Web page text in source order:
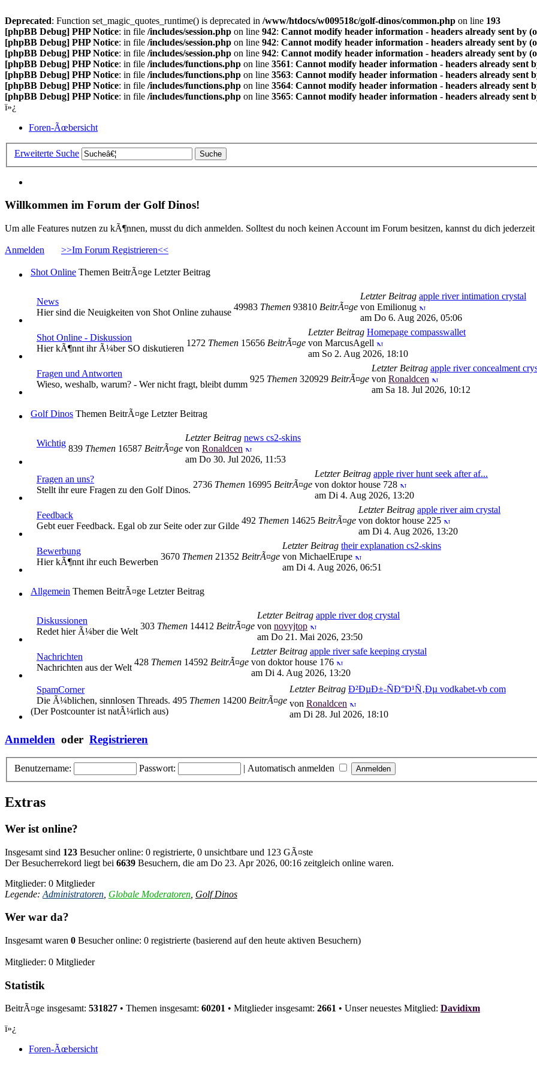
Deprecated: Function set_magic_quotes_runtime() is deprecated in /www/htdocs/w009518c/golf-dinos/common.php on line 193
[phpBB Debug] PHP Notice: in file /includes/session.php on line 942: Cannot modify header information - headers already sent by
[phpBB Debug] PHP Notice: in file /includes/session.php on line 942: Cannot modify header information - headers already sent by
[phpBB Debug] PHP Notice: in file /includes/session.php on line 942: Cannot modify header information - headers already sent by
[phpBB Debug] PHP Notice: in file /includes/functions.php on line 3561: Cannot modify header information - headers already sent
[phpBB Debug] PHP Notice: in file /includes/functions.php on line 3563: Cannot modify header information - headers already sent
[phpBB Debug] PHP Notice: in file /includes/functions.php on line 3564: Cannot modify header information - headers already sent
[phpBB Debug] PHP Notice: in file /includes/functions.php on line 3565: Cannot modify header information - headers already sent
ï»¿
Foren-Ãœbersicht
Erweiterte Suche
Willkommen im Forum der Golf Dinos!
Um alle Features nutzen zu kÃ¶nnen, musst du dich anmelden. Solltest du noch keinen Account im Forum besitzen, kannst du dich
Anmelden >>Im Forum Registrieren<<
Shot Online Themen BeitrÃ¤ge Letzter Beitrag
News
Hier sind die Neuigkeiten von Shot Online zuhause
49983 Themen 93810 BeitrÃ¤ge
Letzter Beitrag apple river intimation crystal
von Emilionug
am Do 6. Aug 2026, 05:06
Shot Online - Diskussion
Hier kÃ¶nnt ihr Ã¼ber SO diskutieren
1272 Themen 15656 BeitrÃ¤ge
Letzter Beitrag Homepage compasswallet
von MarcusAgell
am So 2. Aug 2026, 18:10
Fragen und Antworten
Wieso, weshalb, warum? - Wer nicht fragt, bleibt dumm
925 Themen 320929 BeitrÃ¤ge
Letzter Beitrag apple river concealment
von Ronaldcen
am Sa 18. Jul 2026, 10:12
Golf Dinos Themen BeitrÃ¤ge Letzter Beitrag
Wichtig
839 Themen 16587 BeitrÃ¤ge
Letzter Beitrag news cs2-skins
von Ronaldcen
am Do 30. Jul 2026, 11:53
Fragen an uns?
Stellt ihr eure Fragen zu den Golf Dinos.
2736 Themen 16995 BeitrÃ¤ge
Letzter Beitrag apple river hunt seek after af...
von doktor house 728
am Di 4. Aug 2026, 13:20
Feedback
Gebt euer Feedback. Egal ob zur Seite oder zur Gilde
492 Themen 14625 BeitrÃ¤ge
Letzter Beitrag apple river aim crystal
von doktor house 225
am Di 4. Aug 2026, 13:20
Bewerbung
Hier kÃ¶nnt ihr euch Bewerben
3670 Themen 21352 BeitrÃ¤ge
Letzter Beitrag their explanation cs2-skins
von MichaelErupe
am Di 4. Aug 2026, 06:51
Allgemein Themen BeitrÃ¤ge Letzter Beitrag
Diskussionen
Redet hier Ã¼ber die Welt
303 Themen 14412 BeitrÃ¤ge
Letzter Beitrag apple river dog crystal
von novyjtop
am Do 21. Mai 2026, 23:50
Nachrichten
Nachrichten aus der Welt
428 Themen 14592 BeitrÃ¤ge
Letzter Beitrag apple river safe keeping crystal
von doktor house 176
am Di 4. Aug 2026, 13:20
SpamCorner
Die Ã¼blichen, sinnlosen Threads.
(Der Postcounter ist natÃ¼rlich aus)
495 Themen 14200 BeitrÃ¤ge
Letzter Beitrag Ð²ÐµÐ±-ÑÐ°Ð¹Ñ‚Ðµ vodkabet-vb com
von Ronaldcen
am Di 28. Jul 2026, 18:10
Anmelden oder Registrieren
Benutzername: Passwort: | Automatisch anmelden
Extras
Wer ist online?
Insgesamt sind 123 Besucher online: 0 registrierte, 0 unsichtbare und 123 GÃ¤ste
Der Besucherrekord liegt bei 6639 Besuchern, die am Do 23. Apr 2026, 00:16 zeitgleich online waren.
Mitglieder: 0 Mitglieder
Legende: Administratoren Globale Moderatoren Golf Dinos
Wer war da?
Insgesamt waren 0 Besucher online: 0 registrierte (basierend auf den heute aktiven Besuchern)
Mitglieder: 0 Mitglieder
Statistik
BeitrÃ¤ge insgesamt: 531827 • Themen insgesamt: 60201 • Mitglieder insgesamt: 2661 • Unser neuestes Mitglied: Davidixm
ï»¿
Foren-Ãœbersicht